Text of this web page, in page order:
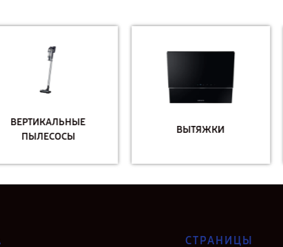
ВЕРТИКАЛЬНЫЕ
ПЫЛЕСОСЫ
ВЫТЯЖКИ
СТРАНИЦЫ